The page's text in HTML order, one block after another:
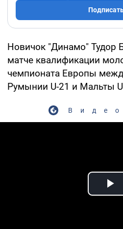
Новичок "Динамо" Тудор
матче квалификации
чемпионата Европы
Румынии U-21 и Мальты